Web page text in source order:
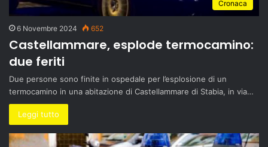
Cronaca
6 Novembre 2024 652
Castellammare, esplode termocamino:
due feriti
Due persone sono finite in ospedale per l’esplosione di un
termocamino in una abitazione di Castellammare di Stabia, in via…
Leggi tutto